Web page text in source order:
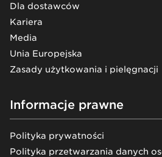
Dla dostawców
Kariera
Media
Unia Europejska
Zasady użytkowania i pielęgnacji
Informacje prawne
Polityka prywatności
Polityka przetwarzania danych